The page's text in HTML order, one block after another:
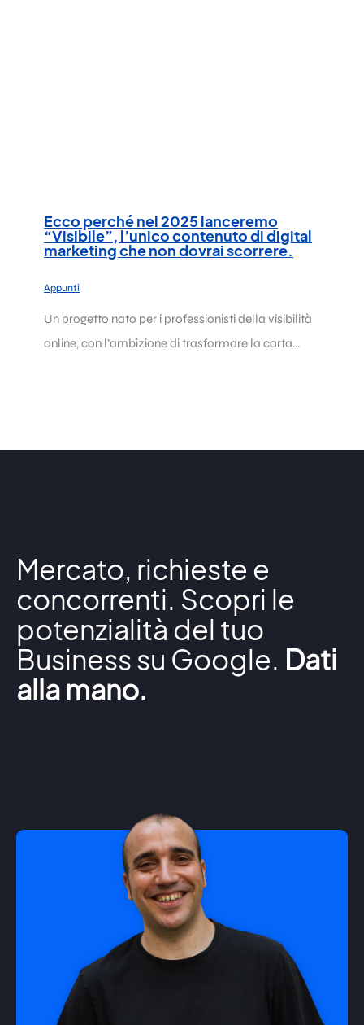
Ecco perché nel 2025 lanceremo
“Visibile”, l’unico contenuto di digital
marketing che non dovrai scorrere.
Appunti
Un progetto nato per i professionisti della visibilità
online, con l’ambizione di trasformare la carta…
Mercato, richieste e
concorrenti. Scopri le
potenzialità del tuo
Business su Google. Dati
alla mano.